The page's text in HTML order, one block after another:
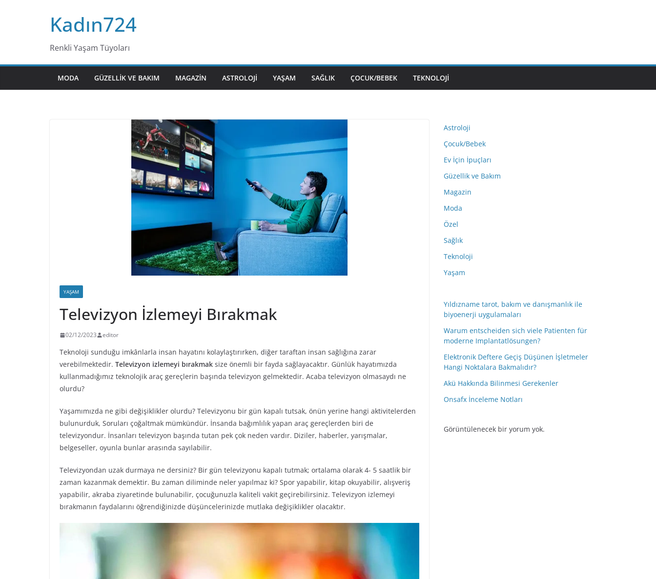
Kadın724
Renkli Yaşam Tüyoları
MODA GÜZELLIK VE BAKIM MAGAZIN ASTROLOJI YAŞAM SAĞLIK ÇOCUK/BEBEK TEKNOLOJI
YAŞAM
Televizyon İzlemeyi Bırakmak
02/12/2023 editor
Teknoloji sunduğu imkânlarla insan hayatını kolaylaştırırken, diğer taraftan insan sağlığına zarar
verebilmektedir. Televizyon izlemeyi bırakmak size önemli bir fayda sağlayacaktır. Günlük hayatımızda
kullanmadığımız teknolojik araç gereçlerin başında televizyon gelmektedir. Acaba televizyon olmasaydı ne
olurdu?
Yaşamımızda ne gibi değişiklikler olurdu? Televizyonu bir gün kapalı tutsak, önün yerine hangi aktivitelerden
bulunurduk, Soruları çoğaltmak mümkündür. İnsanda bağımlılık yapan araç gereçlerden biri de
televizyondur. İnsanları televizyon başında tutan pek çok neden vardır. Diziler, haberler, yarışmalar,
belgeseller, oyunla bunlar arasında sayılabilir.
Televizyondan uzak durmaya ne dersiniz? Bir gün televizyonu kapalı tutmak; ortalama olarak 4- 5 saatlik bir
zaman kazanmak demektir. Bu zaman diliminde neler yapılmaz ki? Spor yapabilir, kitap okuyabilir, alışveriş
yapabilir, akraba ziyaretinde bulunabilir, çocuğunuzla kaliteli vakit geçirebilirsiniz. Televizyon izlemeyi
bırakmanın faydalarını öğrendiğinizde düşüncelerinizde mutlaka değişiklikler olacaktır.
Astroloji
Çocuk/Bebek
Ev İçin İpuçları
Güzellik ve Bakım
Magazin
Moda
Özel
Sağlık
Teknoloji
Yaşam
Yıldızname tarot, bakım ve danışmanlık ile
biyoenerji uygulamaları
Warum entscheiden sich viele Patienten für
moderne Implantatlösungen?
Elektronik Deftere Geçiş Düşünen İşletmeler
Hangi Noktalara Bakmalıdır?
Akü Hakkında Bilinmesi Gerekenler
Onsafx İnceleme Notları
Görüntülenecek bir yorum yok.